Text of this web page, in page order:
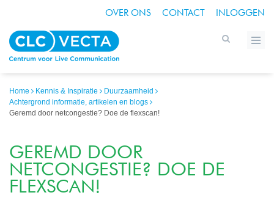
OVER ONS CONTACT INLOGGEN
Home Kennis & Inspiratie
Duurzaamheid
Achtergrond informatie, artikelen en blogs
Geremd door netcongestie? Doe de flexscan!
GEREMD DOOR
NETCONGESTIE? DOE DE
FLEXSCAN!